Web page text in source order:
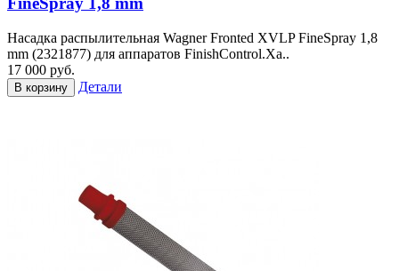
Насадка распылительная Wagner Fronted XVLP FineSpray 1,8
mm (2321877) для аппаратов FinishControl.Ха..
17 000 руб.
В корзину Детали